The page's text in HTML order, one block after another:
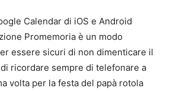
Calendar di iOS e Android
Promemoria è un modo
essere sicuri di non dimenticare il
ricordare sempre di telefonare a
volta per la festa del papà rotola